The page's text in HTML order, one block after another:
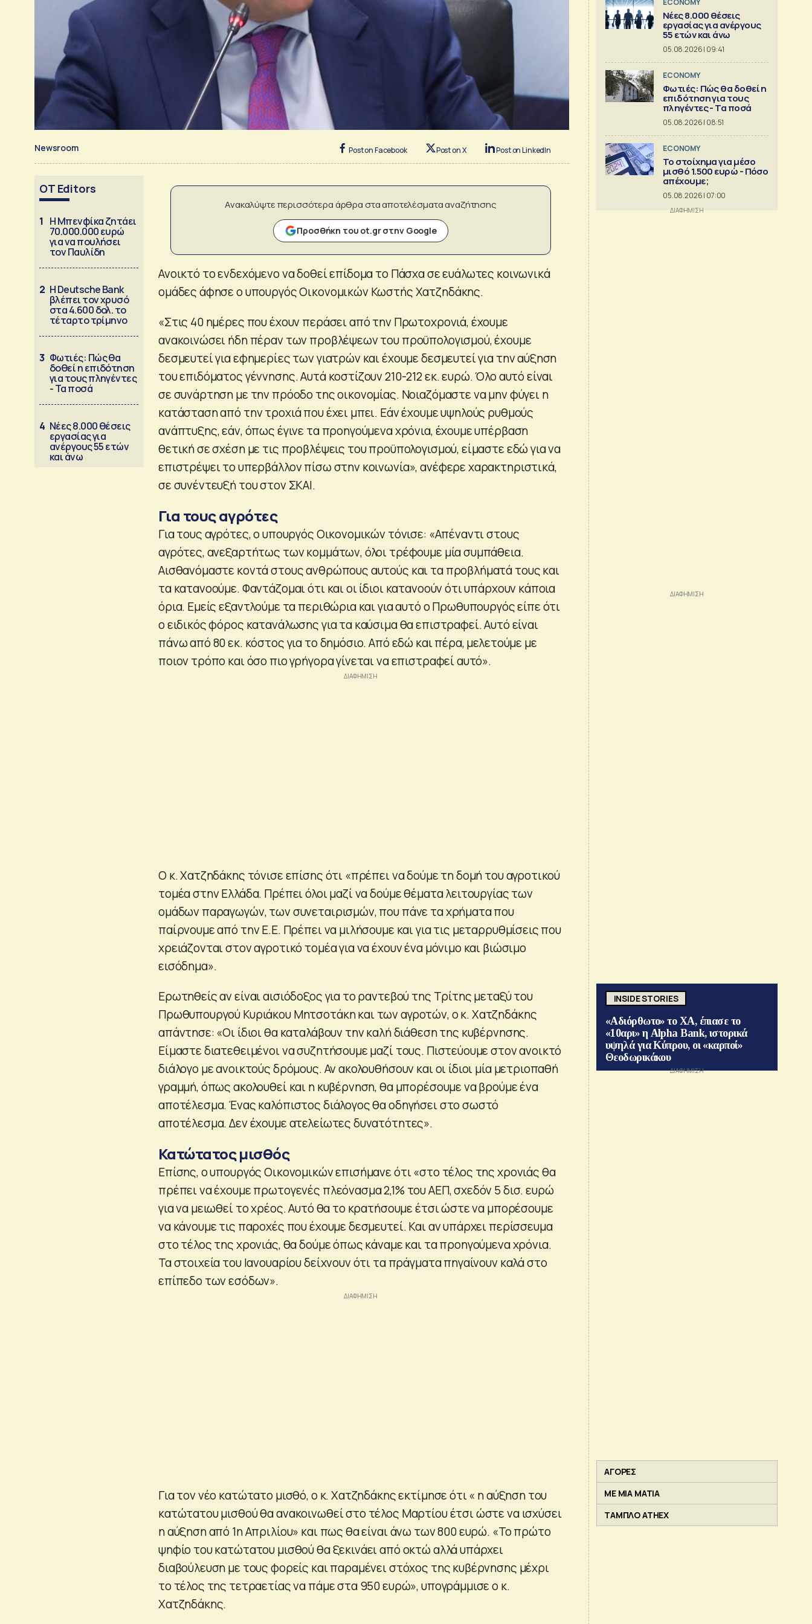
Newsroom Post on Facebook Post on X Post on LinkedIn
OT Editors
1 Η Μπενφίκα ζητάει
70.000.000 ευρώ
για να πουλήσει
τον Παυλίδη
2 Η Deutsche Bank
βλέπει τον χρυσό
στα 4.600 δολ. το
τέταρτο τρίμηνο
3 Φωτιές: Πώς θα
δοθεί η επιδότηση
για τους πληγέντες
- Τα ποσά
4 Νέες 8.000 θέσεις
εργασίας για
ανέργους 55 ετών
και άνω
Ανακαλύψτε περισσότερα άρθρα στα αποτελέσματα αναζήτησης
Προσθήκη του ot.gr στην Google
Ανοικτό το ενδεχόμενο να δοθεί επίδομα το Πάσχα σε ευάλωτες κοινωνικά
ομάδες άφησε ο υπουργός Οικονομικών Κωστής Χατζηδάκης.
«Στις 40 ημέρες που έχουν περάσει από την Πρωτοχρονιά, έχουμε
ανακοινώσει ήδη πέραν των προβλέψεων του προϋπολογισμού, έχουμε
δεσμευτεί για εφημερίες των γιατρών και έχουμε δεσμευτεί για την αύξηση
του επιδόματος γέννησης. Αυτά κοστίζουν 210-212 εκ. ευρώ. Όλο αυτό είναι
σε συνάρτηση με την πρόοδο της οικονομίας. Νοιαζόμαστε να μην φύγει η
κατάσταση από την τροχιά που έχει μπει. Εάν έχουμε υψηλούς ρυθμούς
ανάπτυξης, εάν, όπως έγινε τα προηγούμενα χρόνια, έχουμε υπέρβαση
θετική σε σχέση με τις προβλέψεις του προϋπολογισμού, είμαστε εδώ για να
επιστρέψει το υπερβάλλον πίσω στην κοινωνία», ανέφερε χαρακτηριστικά,
σε συνέντευξή του στον ΣΚΑΙ.
Για τους αγρότες
Για τους αγρότες, ο υπουργός Οικονομικών τόνισε: «Απέναντι στους
αγρότες, ανεξαρτήτως των κομμάτων, όλοι τρέφουμε μία συμπάθεια.
Αισθανόμαστε κοντά στους ανθρώπους αυτούς και τα προβλήματά τους και
τα κατανοούμε. Φαντάζομαι ότι και οι ίδιοι κατανοούν ότι υπάρχουν κάποια
όρια. Εμείς εξαντλούμε τα περιθώρια και για αυτό ο Πρωθυπουργός είπε ότι
ο ειδικός φόρος κατανάλωσης για τα καύσιμα θα επιστραφεί. Αυτό είναι
πάνω από 80 εκ. κόστος για το δημόσιο. Από εδώ και πέρα, μελετούμε με
ποιον τρόπο και όσο πιο γρήγορα γίνεται να επιστραφεί αυτό».
Ο κ. Χατζηδάκης τόνισε επίσης ότι «πρέπει να δούμε τη δομή του αγροτικού
τομέα στην Ελλάδα. Πρέπει όλοι μαζί να δούμε θέματα λειτουργίας των
ομάδων παραγωγών, των συνεταιρισμών, που πάνε τα χρήματα που
παίρνουμε από την Ε.Ε. Πρέπει να μιλήσουμε και για τις μεταρρυθμίσεις που
χρειάζονται στον αγροτικό τομέα για να έχουν ένα μόνιμο και βιώσιμο
εισόδημα».
Ερωτηθείς αν είναι αισιόδοξος για το ραντεβού της Τρίτης μεταξύ του
Πρωθυπουργού Κυριάκου Μητσοτάκη και των αγροτών, ο κ. Χατζηδάκης
απάντησε: «Οι ίδιοι θα καταλάβουν την καλή διάθεση της κυβέρνησης.
Είμαστε διατεθειμένοι να συζητήσουμε μαζί τους. Πιστεύουμε στον ανοικτό
διάλογο με ανοικτούς δρόμους. Αν ακολουθήσουν και οι ίδιοι μία μετριοπαθή
γραμμή, όπως ακολουθεί και η κυβέρνηση, θα μπορέσουμε να βρούμε ένα
αποτέλεσμα. Ένας καλόπιστος διάλογος θα οδηγήσει στο σωστό
αποτέλεσμα. Δεν έχουμε ατελείωτες δυνατότητες».
Κατώτατος μισθός
Επίσης, ο υπουργός Οικονομικών επισήμανε ότι «στο τέλος της χρονιάς θα
πρέπει να έχουμε πρωτογενές πλεόνασμα 2,1% του ΑΕΠ, σχεδόν 5 δισ. ευρώ
για να μειωθεί το χρέος. Αυτό θα το κρατήσουμε έτσι ώστε να μπορέσουμε
να κάνουμε τις παροχές που έχουμε δεσμευτεί. Και αν υπάρχει περίσσευμα
στο τέλος της χρονιάς, θα δούμε όπως κάναμε και τα προηγούμενα χρόνια.
Τα στοιχεία του Ιανουαρίου δείχνουν ότι τα πράγματα πηγαίνουν καλά στο
επίπεδο των εσόδων».
Για τον νέο κατώτατο μισθό, ο κ. Χατζηδάκης εκτίμησε ότι « η αύξηση του
κατώτατου μισθού θα ανακοινωθεί στο τέλος Μαρτίου έτσι ώστε να ισχύσει
η αύξηση από 1η Απριλίου» και πως θα είναι άνω των 800 ευρώ. «Το πρώτο
ψηφίο του κατώτατου μισθού θα ξεκινάει από οκτώ αλλά υπάρχει
διαβούλευση με τους φορείς και παραμένει στόχος της κυβέρνησης μέχρι
το τέλος της τετραετίας να πάμε στα 950 ευρώ», υπογράμμισε ο κ.
Χατζηδάκης.
ECONOMY
Νέες 8.000 θέσεις
εργασίας για ανέργους
55 ετών και άνω
05.08.2026 | 09:41
ECONOMY
Φωτιές: Πώς θα δοθεί η
επιδότηση για τους
πληγέντες - Τα ποσά
05.08.2026 | 08:51
ECONOMY
Το στοίχημα για μέσο
μισθό 1.500 ευρώ - Πόσο
απέχουμε;
05.08.2026 | 07:00
INSIDE STORIES
«Αδιόρθωτο» το ΧΑ, έπιασε το
«10αρι» η Alpha Bank, ιστορικά
υψηλά για Κύπρου, οι «καρποί»
Θεοδωρικάκου
ΑΓΟΡΕΣ
ΜΕ ΜΙΑ ΜΑΤΙΑ
ΤΑΜΠΛΟ ATHEX